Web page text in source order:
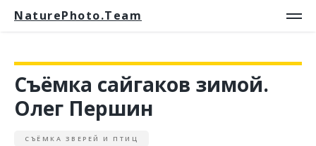
NaturePhoto.Team
Съёмка сайгаков зимой.
Олег Першин
СЪЁМКА ЗВЕРЕЙ И ПТИЦ